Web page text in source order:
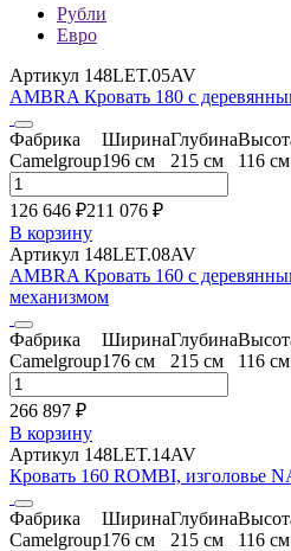
Рубли
Евро
Артикул 148LET.05AV
AMBRA Кровать 180 с
Фабрика
Camelgroup
Ширина
196 см
Глубина
215 см
116 см
126 646 ₽211 076 ₽
В корзину
Артикул 148LET.08AV
AMBRA Кровать 160 с
механизмом
Фабрика
Camelgroup
Ширина
176 см
Глубина
215 см
116 см
266 897 ₽
В корзину
Артикул 148LET.14AV
Кровать 160 ROMBI, изголовье
Фабрика
Camelgroup
Ширина
176 см
Глубина
215 см
116 см